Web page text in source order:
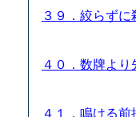
３９．絞らず
４０．数牌よ
４１．鳴ける